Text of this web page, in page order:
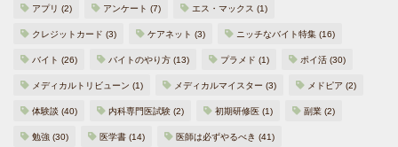
アプリ (2) アンケート (7) エス・マックス (1)
クレジットカード (3) ケアネット (3) ニッチなバイト特集 (16)
バイト (26) バイトのやり方 (13) プラメド (1) ポイ活 (30)
メディカルトリビューン (1) メディカルマイスター (3) メドピア (2)
体験談 (40) 内科専門医試験 (2) 初期研修医 (1) 副業 (2)
勉強 (30) 医学書 (14) 医師は必ずやるべき (41)